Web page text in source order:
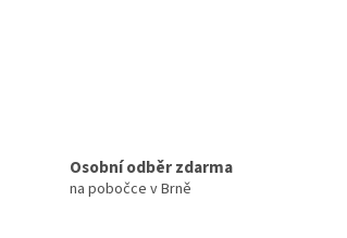
Osobní odběr zdarma
na pobočce v Brně